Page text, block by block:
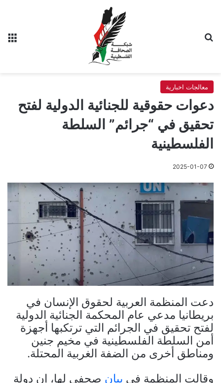
معالجات اخبارية
دعوات حقوقية للجنائية الدولية لفتح
تحقيق في “جرائم” السلطة
الفلسطينية
2025-01-07
دعت المنظمة العربية لحقوق الإنسان في
بريطانيا مدعي عام المحكمة الجنائية الدولية
لفتح تحقيق في الجرائم التي ترتكبها أجهزة
أمن السلطة الفلسطينية في مخيم جنين
ومناطق أخرى من الضفة الغربية المحتلة.
وقالت المنظمة في بيان صحفي لها، إن دولة